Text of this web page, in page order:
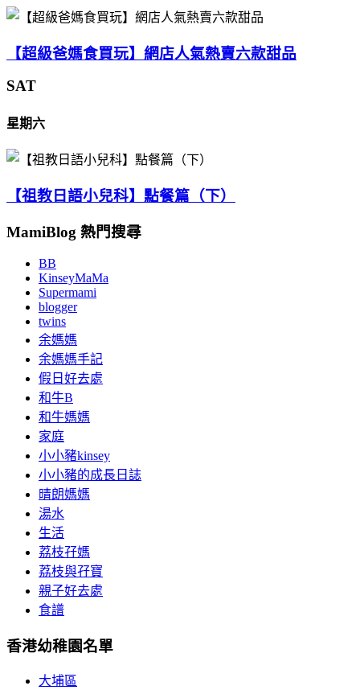
【超級爸媽食買玩】網店人氣熱賣六款甜品
SAT
星期六
【祖教日語小兒科】點餐篇（下）
MamiBlog 熱門搜尋
BB
KinseyMaMa
Supermami
blogger
twins
余媽媽
余媽媽手記
假日好去處
和牛B
和牛媽媽
家庭
小小豬kinsey
小小豬的成長日誌
晴朗媽媽
湯水
生活
荔枝孖媽
荔枝與孖寶
親子好去處
食譜
香港幼稚園名單
大埔區